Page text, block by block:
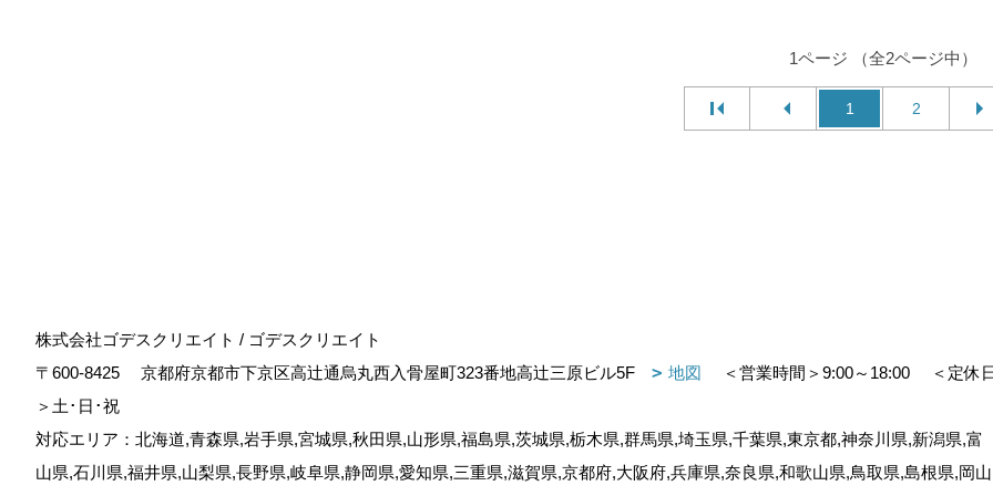
1ページ （全2ページ中）
1 2
株式会社ゴデスクリエイト / ゴデスクリエイト
〒600-8425
京都府京都市下京区高辻通烏丸西入骨屋町323番地高辻三原ビル5F 地図 ＜営業時間＞9:00～18:00
＜定休
＞土･日･祝
対応エリア：北海道,青森県,岩手県,宮城県,秋田県,山形県,福島県,茨城県,栃木県,群馬県,埼玉県,千葉県,東京都,神奈川県,新潟県,富
山県,石川県,福井県,山梨県,長野県,岐阜県,静岡県,愛知県,三重県,滋賀県,京都府,大阪府,兵庫県,奈良県,和歌山県,鳥取県,島根県,岡山